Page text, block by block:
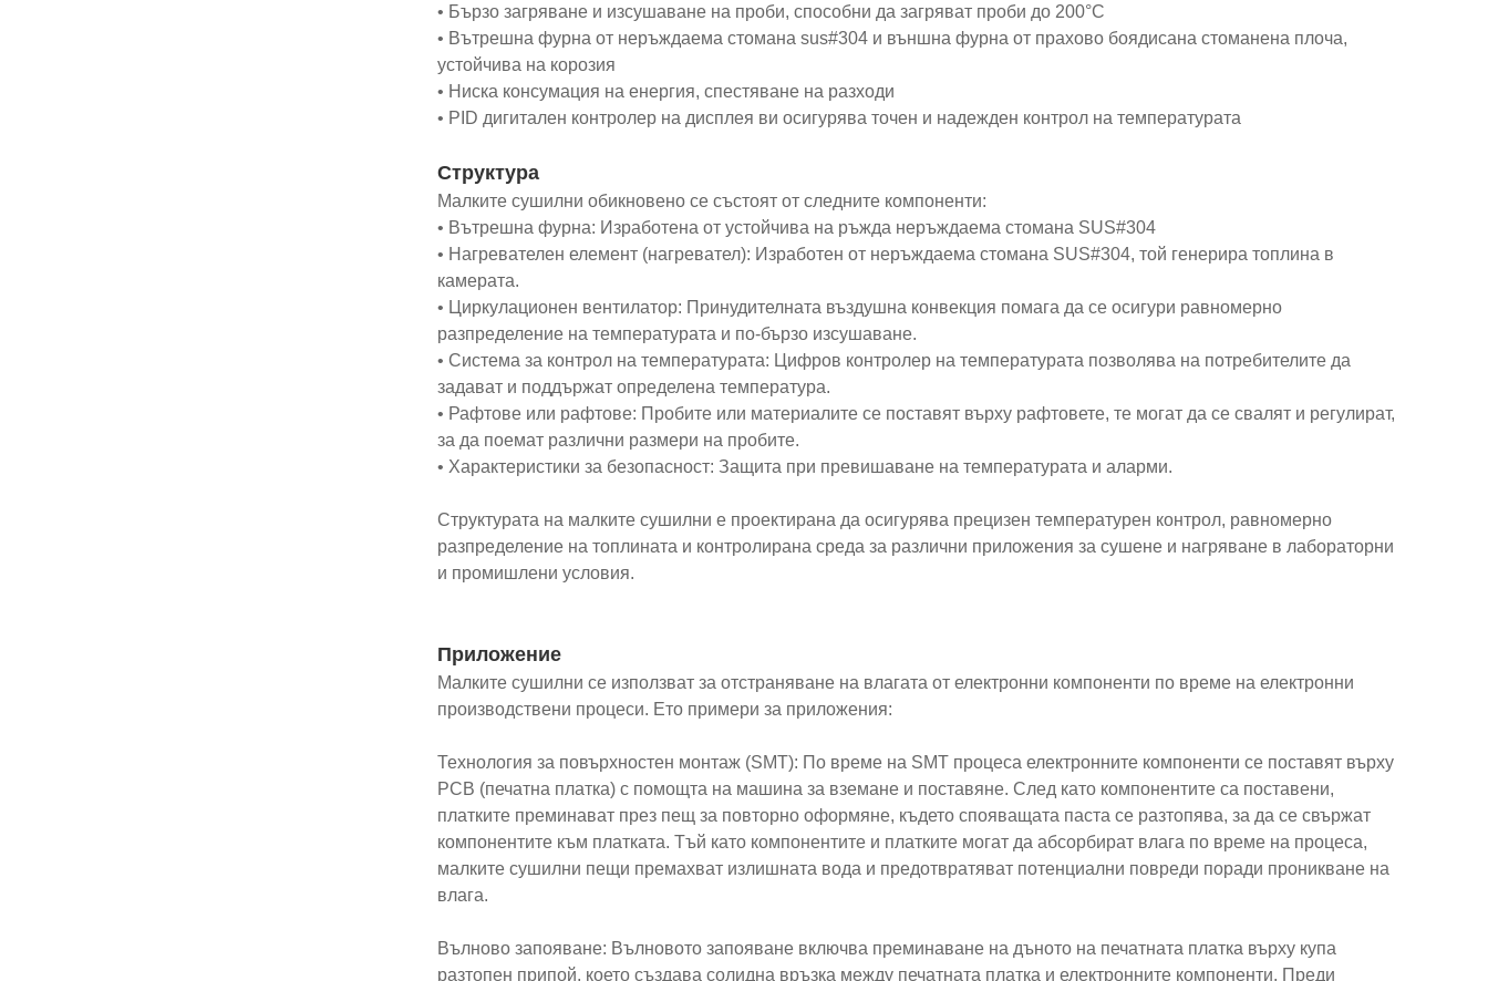
• Бързо загряване и изсушаване на проби, способни да загряват проби до 200°C
• Вътрешна фурна от неръждаема стомана sus#304 и външна фурна от прахово боядисана стоманена плоча,
устойчива на корозия
• Ниска консумация на енергия, спестяване на разходи
• PID дигитален контролер на дисплея ви осигурява точен и надежден контрол на температурата
Структура
Малките сушилни обикновено се състоят от следните компоненти:
• Вътрешна фурна: Изработена от устойчива на ръжда неръждаема стомана SUS#304
• Нагревателен елемент (нагревател): Изработен от неръждаема стомана SUS#304, той генерира топлина в
камерата.
• Циркулационен вентилатор: Принудителната въздушна конвекция помага да се осигури равномерно
разпределение на температурата и по-бързо изсушаване.
• Система за контрол на температурата: Цифров контролер на температурата позволява на потребителите да
задават и поддържат определена температура.
• Рафтове или рафтове: Пробите или материалите се поставят върху рафтовете, те могат да се свалят и регулират,
за да поемат различни размери на пробите.
• Характеристики за безопасност: Защита при превишаване на температурата и аларми.
Структурата на малките сушилни е проектирана да осигурява прецизен температурен контрол, равномерно
разпределение на топлината и контролирана среда за различни приложения за сушене и нагряване в лабораторни
и промишлени условия.
Приложение
Малките сушилни се използват за отстраняване на влагата от електронни компоненти по време на електронни
производствени процеси. Ето примери за приложения:
Технология за повърхностен монтаж (SMT): По време на SMT процеса електронните компоненти се поставят върху
PCB (печатна платка) с помощта на машина за вземане и поставяне. След като компонентите са поставени,
платките преминават през пещ за повторно оформяне, където спояващата паста се разтопява, за да се свържат
компонентите към платката. Тъй като компонентите и платките могат да абсорбират влага по време на процеса,
малките сушилни пещи премахват излишната вода и предотвратяват потенциални повреди поради проникване на
влага.
Вълново запояване: Вълновото запояване включва преминаване на дъното на печатната платка върху купа
разтопен припой, което създава солидна връзка между печатната платка и електронните компоненти. Преди